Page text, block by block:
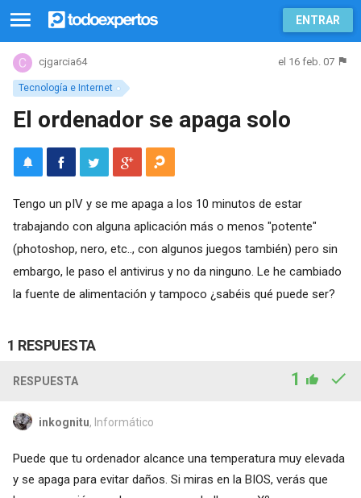
ENTRAR
Tecnología e Internet
cjgarcia64 el 16 feb. 07
El ordenador se apaga solo
Tengo un pIV y se me apaga a los 10 minutos de estar
trabajando con alguna aplicación más o menos "potente"
(photoshop, nero, etc.., con algunos juegos también) pero sin
embargo, le paso el antivirus y no da ninguno. Le he cambiado
la fuente de alimentación y tampoco ¿sabéis qué puede ser?
1 RESPUESTA
RESPUESTA 1
inkognitu, Informático
Puede que tu ordenador alcance una temperatura muy elevada
y se apaga para evitar daños. Si miras en la BIOS, verás que